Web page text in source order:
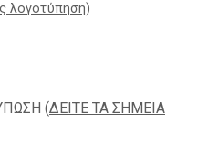
λογοτύπηση)
(ΔΕΙΤΕ ΤΑ ΣΗΜΕΙΑ